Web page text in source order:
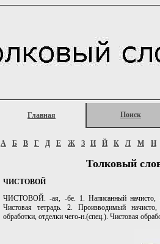
Главная Поиск
А Б В Г Д Е Ж З И Й К Л М Н
Толковый
ЧИСТОВОЙ
ЧИСТОВОЙ. -ая, -бе. 1. Написанный начисто,
Чистовая тетрадь. 2. Производимый
обработки, отделки чего-н.(спец.). Чистовая